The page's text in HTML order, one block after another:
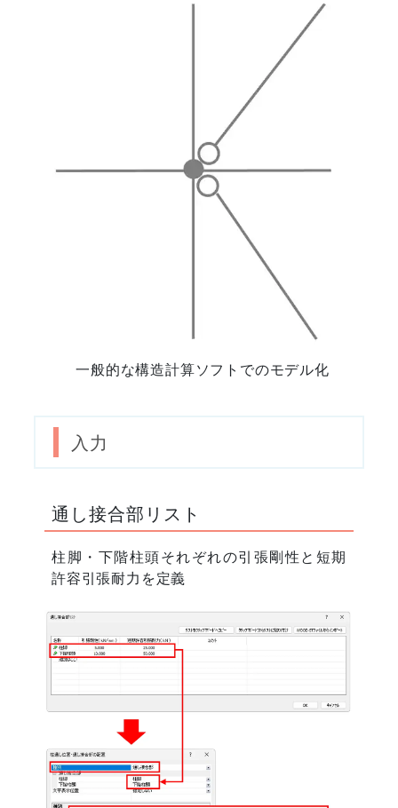
一般的な構造計算ソフトでのモデル化
入力
通し接合部リスト
柱脚・下階柱頭それぞれの引張剛性と短期
許容引張耐力を定義